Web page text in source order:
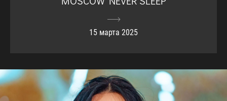
15 марта 2025